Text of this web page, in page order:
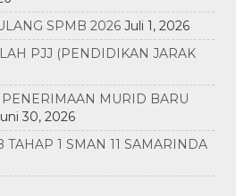
SPMB 2026 Juli 1, 2026
PJJ (PENDIDIKAN JARAK
MURID BARU
30, 2026
1 SMAN 11 SAMARINDA